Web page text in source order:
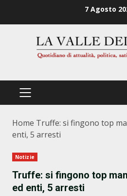
7 Agosto
PRIMÄRES
Home Truffe: si fingono top
enti, 5 arresti
Notizie
Truffe: si fingono top
ed enti, 5 arresti